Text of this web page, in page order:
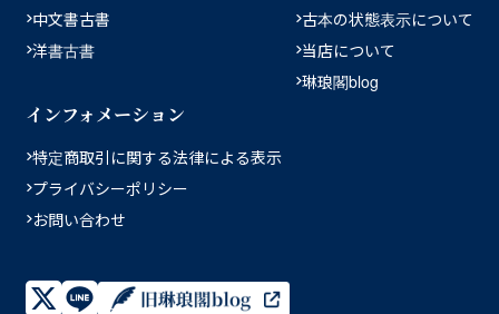
中文書古書
洋書古書
古本の状態表示について
当店について
琳琅閣blog
インフォメーション
特定商取引に関する法律による表示
プライバシーポリシー
お問い合わせ